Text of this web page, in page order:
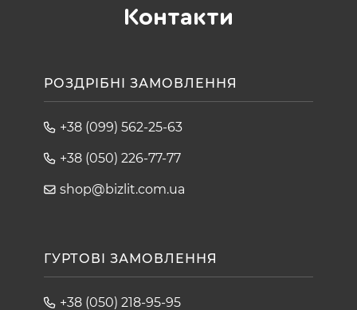
Контакти
РОЗДРІБНІ ЗАМОВЛЕННЯ
+38 (099) 562-25-63
+38 (050) 226-77-77
shop@bizlit.com.ua
ГУРТОВІ ЗАМОВЛЕННЯ
+38 (050) 218-95-95